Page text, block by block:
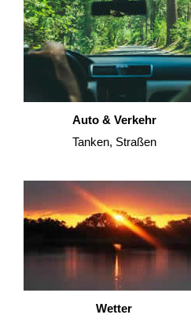
Auto & Verkehr
Tanken, Straßen
Wetter